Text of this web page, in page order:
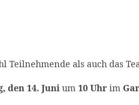
als auch das
den 14. Juni um 10 Uhr im